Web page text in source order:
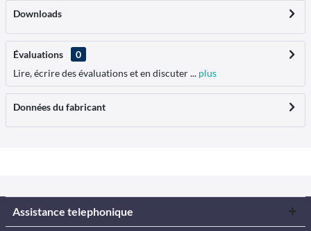
Downloads
Évaluations
0
Lire, écrire des évaluations et en discuter ... plus
Données du fabricant
Assistance telephonique